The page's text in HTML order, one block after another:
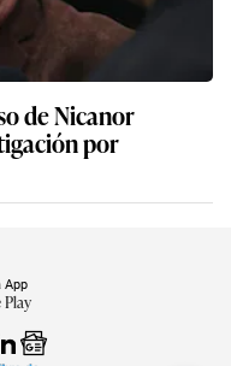
de Nicanor
por
App
Play